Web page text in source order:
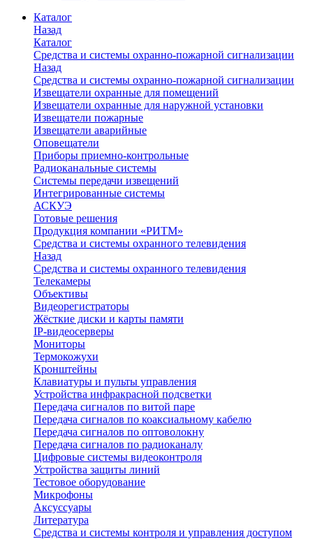
Каталог
Назад
Каталог
Средства и системы охранно-пожарной сигнализации
Назад
Средства и системы охранно-пожарной сигнализации
Извещатели охранные для помещений
Извещатели охранные для наружной установки
Извещатели пожарные
Извещатели аварийные
Оповещатели
Приборы приемно-контрольные
Радиоканальные системы
Системы передачи извещений
Интегрированные системы
АСКУЭ
Готовые решения
Продукция компании «РИТМ»
Средства и системы охранного телевидения
Назад
Средства и системы охранного телевидения
Телекамеры
Объективы
Видеорегистраторы
Жёсткие диски и карты памяти
IP-видеосерверы
Мониторы
Термокожухи
Кронштейны
Клавиатуры и пульты управления
Устройства инфракрасной подсветки
Передача сигналов по витой паре
Передача сигналов по коаксиальному кабелю
Передача сигналов по оптоволокну
Передача сигналов по радиоканалу
Цифровые системы видеоконтроля
Устройства защиты линий
Тестовое оборудование
Микрофоны
Аксуссуары
Литература
Средства и системы контроля и управления доступом